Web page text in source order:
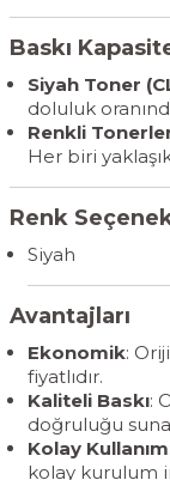
Baskı
Siyah Toner
doluluk
Renkli
Her biri
Renk
Siyah
Avantajları
Ekonomik:
fiyatlıdır.
Kaliteli Baskı:
doğruluğu
Kolay Kullanım
kolay kurulum